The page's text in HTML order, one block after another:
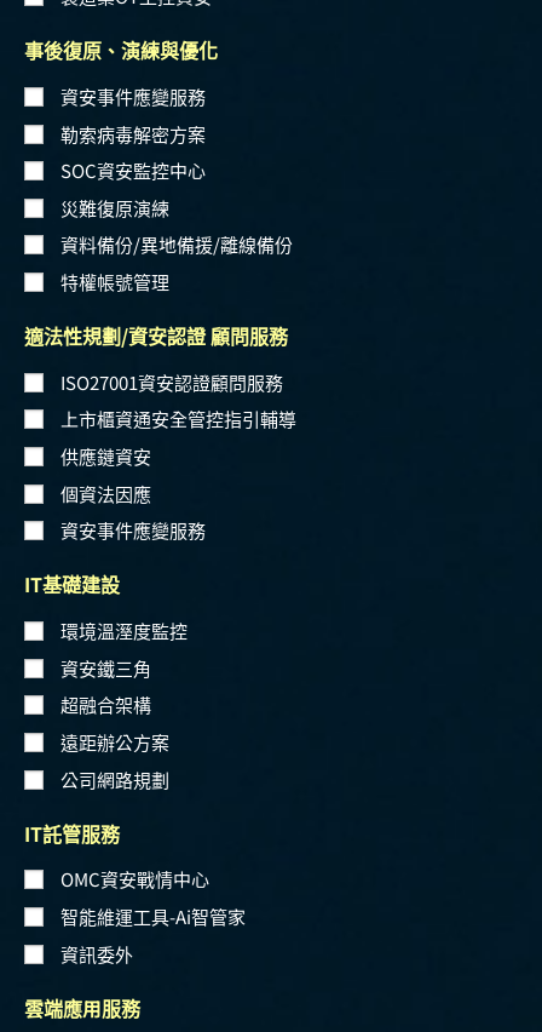
事後復原、演練與優化
資安事件應變服務
勒索病毒解密方案
SOC資安監控中心
災難復原演練
資料備份/異地備援/離線備份
特權帳號管理
適法性規劃/資安認證 顧問服務
ISO27001資安認證顧問服務
上市櫃資通安全管控指引輔導
供應鏈資安
個資法因應
資安事件應變服務
IT基礎建設
環境溫溼度監控
資安鐵三角
超融合架構
遠距辦公方案
公司網路規劃
IT託管服務
OMC資安戰情中心
智能維運工具-Ai智管家
資訊委外
雲端應用服務